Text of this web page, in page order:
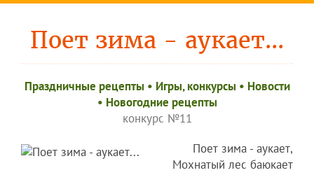
Поет зима - аукает...
Праздничные рецепты • Игры, конкурсы • Новости
• Новогодние рецепты
конкурс №11
Поет зима - аукает,
Мохнатый лес баюкает